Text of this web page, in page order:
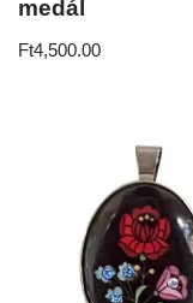
medál
Ft4,500.00